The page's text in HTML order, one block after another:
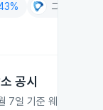
그린광학
공시
7일 기준 웨이비스